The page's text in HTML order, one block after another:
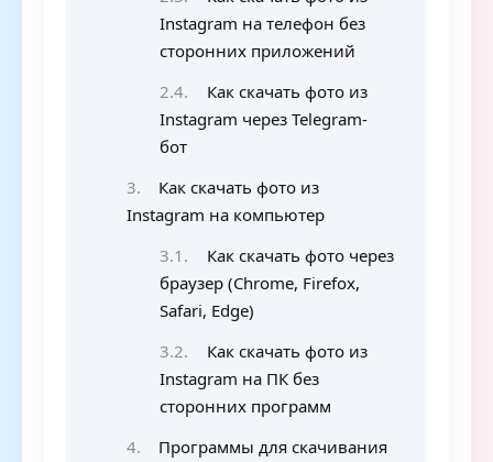
Instagram на телефон без
сторонних приложений
Как скачать фото из
Instagram через Telegram-
бот
Как скачать фото из
Instagram на компьютер
Как скачать фото через
браузер (Chrome, Firefox,
Safari, Edge)
Как скачать фото из
Instagram на ПК без
сторонних программ
Программы для скачивания